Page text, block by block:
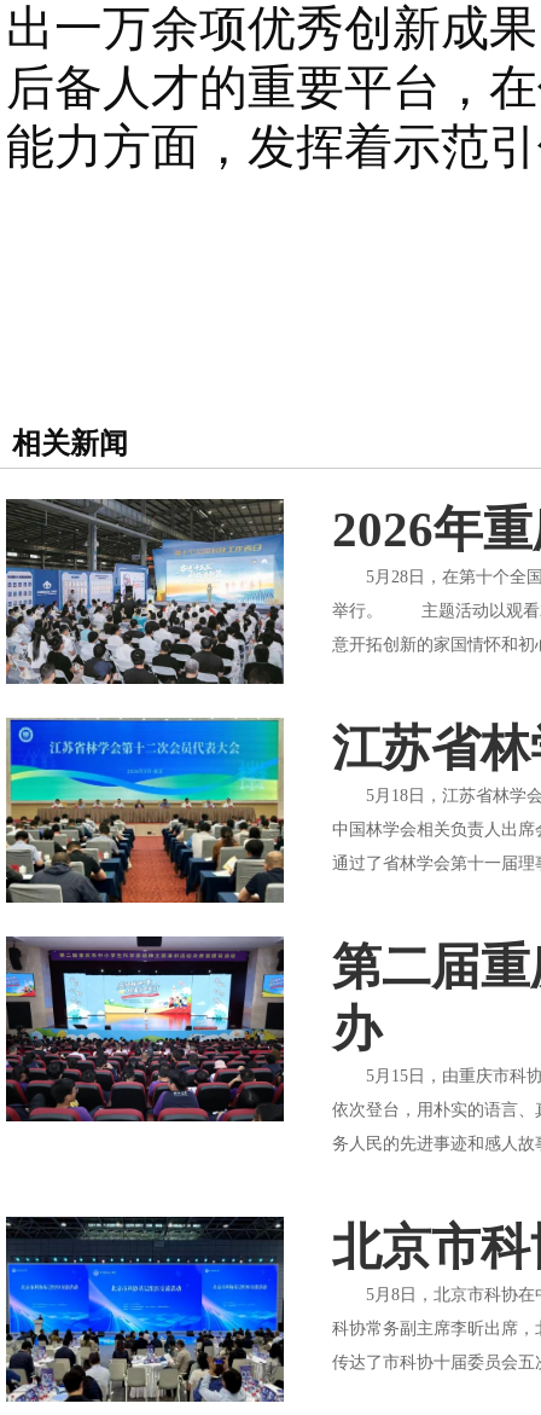
出一万余项优秀创新成
后备人才的重要平台，
能力方面，发挥着示范
相关新闻
2026年
5月28日，在第十个全国
举行。 主题活动以观看
意开拓创新的家国情怀和
江苏省
5月18日，江苏省林学会
中国林学会相关负责人出
通过了省林学会第十一届
第二届
办
5月15日，由重庆市科协
依次登台，用朴实的语言
务人民的先进事迹和感人
北京市
5月8日，北京市科协在中
科协常务副主席李昕出席
传达了市科协十届委员会